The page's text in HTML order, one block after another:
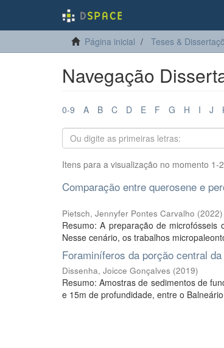
Página inicial Teses &
Navegação
0-9 A B C D E F G H I J
Itens para a visualização no momento 1-
Comparação entre querosene e
Pietsch, Jennyfer Pontes Carvalho (2022)
Resumo: A preparação de
Nesse cenário, os trabalhos
Foraminíferos da porção central
Dissenha, Joicce Gonçalves (2019)
Resumo: Amostras de sedimentos de
e 15m de profundidade, entre o